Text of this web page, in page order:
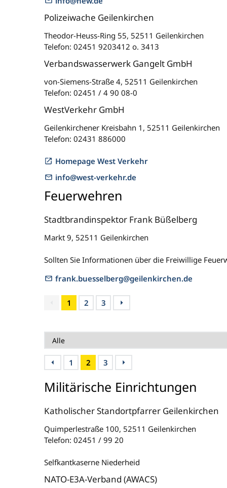
Polizeiwache Geilenkirchen
Theodor-Heuss-Ring 55, 52511 Geilenkirchen
Telefon: 02451 9203412 o. 3413
Verbandswasserwerk Gangelt GmbH
von-Siemens-Straße 4, 52511 Geilenkirchen
Telefon: 02451 / 4 90 08-0
WestVerkehr GmbH
Geilenkirchener Kreisbahn 1, 52511 Geilenkirchen
Telefon: 02431 886000
Homepage West Verkehr
info@west-verkehr.de
Feuerwehren
Stadtbrandinspektor Frank Büßelberg
Markt 9, 52511 Geilenkirchen
Sollten Sie Informationen über die Freiwillige
frank.buesselberg@geilenkirchen.de
1 2 3
Militärische Einrichtungen
Katholischer Standortpfarrer Geilenkirchen
Quimperlestraße 100, 52511 Geilenkirchen
Telefon: 02451 / 99 20
Selfkantkaserne Niederheid
NATO-E3A-Verband (AWACS)
1 2 3